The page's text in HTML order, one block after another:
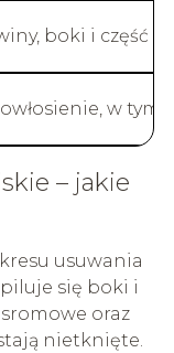
boki i część
owłosienie, w
– jakie
usuwania
się boki i
oraz
nietknięte.